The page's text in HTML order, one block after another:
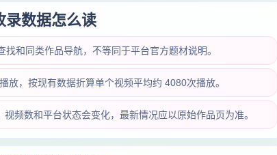
录数据怎么读
和同类作品导航，不等同于平台官方题材说明。
放，按现有数据折算单个视频平均约 4080次播放。
频数和平台状态会变化，最新情况应以原始作品页为准。